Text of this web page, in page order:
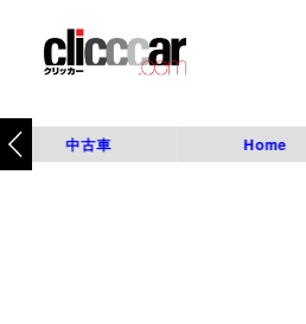
中古車 Home